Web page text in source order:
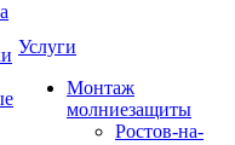
Услуги
Монтаж
молниезащиты
Ростов-на-